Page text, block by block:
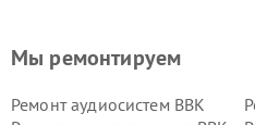
Мы ремонтируем
Ремонт аудиосистем BBK